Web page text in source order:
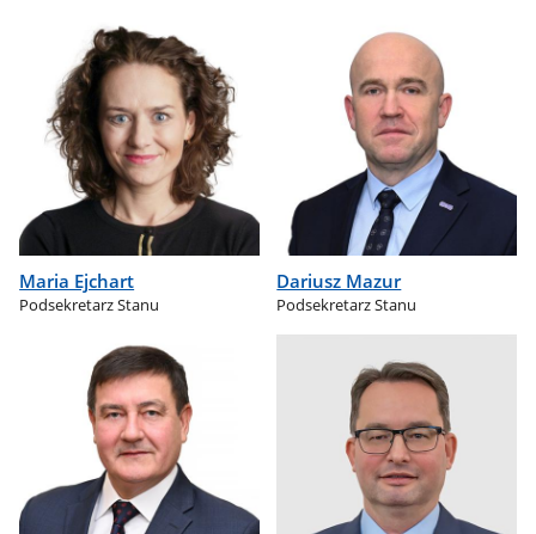
Maria Ejchart
Podsekretarz Stanu
Dariusz Mazur
Podsekretarz Stanu